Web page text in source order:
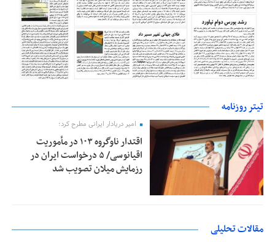
تیتر روزنامه
امیر دریادار ایرانی مطرح کرد؛
اقتدار ناوگروه ۱۰۳ در مأموریت‌
اقیانوسی/ ۵ درخواست ایران در
رزمایش میلان تصویب شد
مقالات تحلیلی